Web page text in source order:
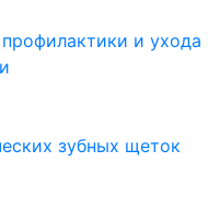
и ухода
зубных щеток